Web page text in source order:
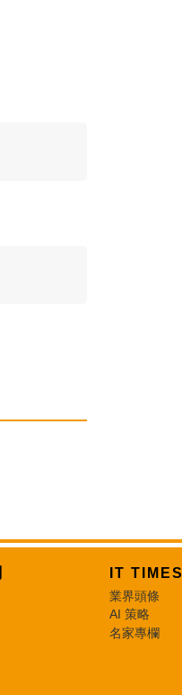
IT TIMES
業界頭條
AI 策略
名家專欄